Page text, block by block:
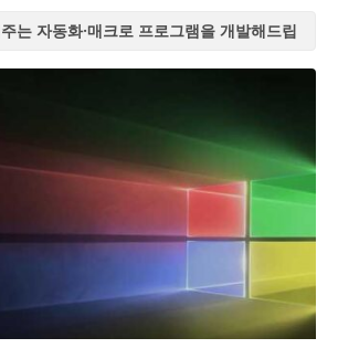
는 자동화·매크로 프로그램을 개발해드립
주는 자동화·매크로 프로그램을 개발해드립
니다
주는 자동화·매크로 프로그램을 개발해드립
니다
는 자동화·매크로 프로그램을 개발해드립